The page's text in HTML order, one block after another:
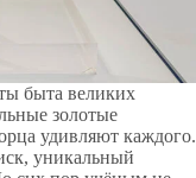
быта великих
золотые
удивляют каждого.
уникальный